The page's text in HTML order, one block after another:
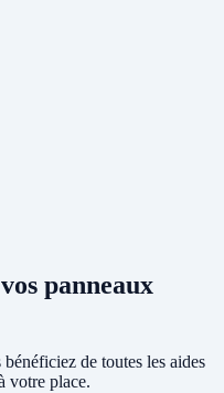
panneaux
de toutes les aides
votre place.